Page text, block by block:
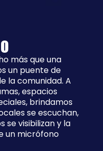
más que una
un puente de
la comunidad. A
espacios
brindamos
se escuchan,
se visibilizan y la
un micrófono